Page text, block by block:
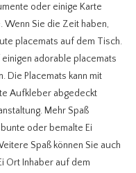
oder einige Karte
Wenn Sie die Zeit haben,
placemats auf dem Tisch.
adorable placemats
Die Placemats kann mit
Aufkleber abgedeckt
Mehr Spaß
oder bemalte Ei
Spaß können Sie auch
Ort Inhaber auf dem